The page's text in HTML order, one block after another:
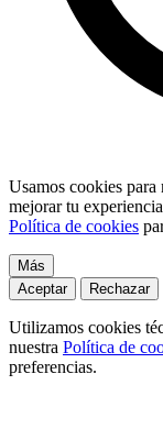
Usamos cookies
mejorar tu
Política de cookies
Más
Aceptar
Rechazar
Utilizamos cookies
nuestra Política de
preferencias.